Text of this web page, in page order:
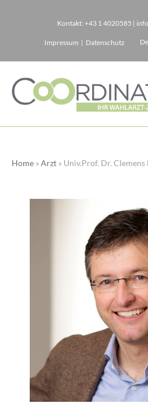
springen
Kontakt: +43 1 4020585 |
Impressum | Datenschutz
Home »Arzt » Univ.Prof. Dr. Clemens